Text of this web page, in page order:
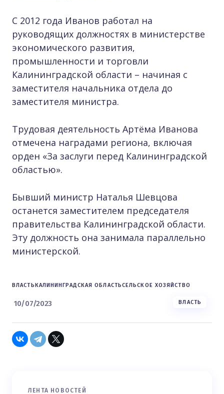
С 2012 года Иванов работал на
руководящих должностях в министерстве
экономического развития,
промышленности и торговли
Калининградской области – начиная с
заместителя начальника отдела до
заместителя министра.
Трудовая деятельность Артёма Иванова
отмечена наградами региона, включая
орден «За заслуги перед Калининградской
областью».
Бывший министр Наталья Шевцова
останется заместителем председателя
правительства Калининградской области.
Эту должность она занимала параллельно
министерской.
ВЛАСТЬКАЛИНИНГРАДСКАЯ ОБЛАСТЬСЕЛЬСКОЕ ХОЗЯЙСТВО
10/07/2023 ВЛАСТЬ
ЛЕНТА НОВОСТЕЙ